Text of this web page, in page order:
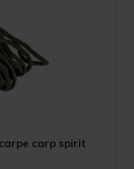
carp spirit